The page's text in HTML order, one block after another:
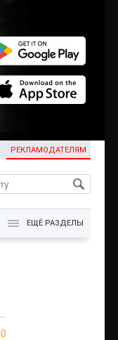
РЕКЛАМОДАТЕЛЯМ
KG
ЕЩЁ РАЗДЕЛЫ
0